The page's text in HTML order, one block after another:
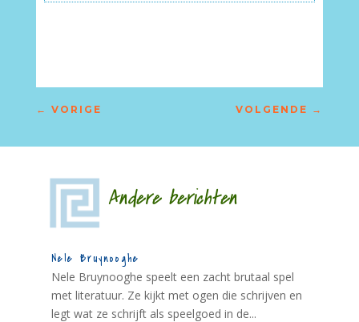
← VORIGE VOLGENDE →
Andere berichten
Nele Bruynooghe
Nele Bruynooghe speelt een zacht brutaal spel
met literatuur. Ze kijkt met ogen die schrijven en
legt wat ze schrijft als speelgoed in de...